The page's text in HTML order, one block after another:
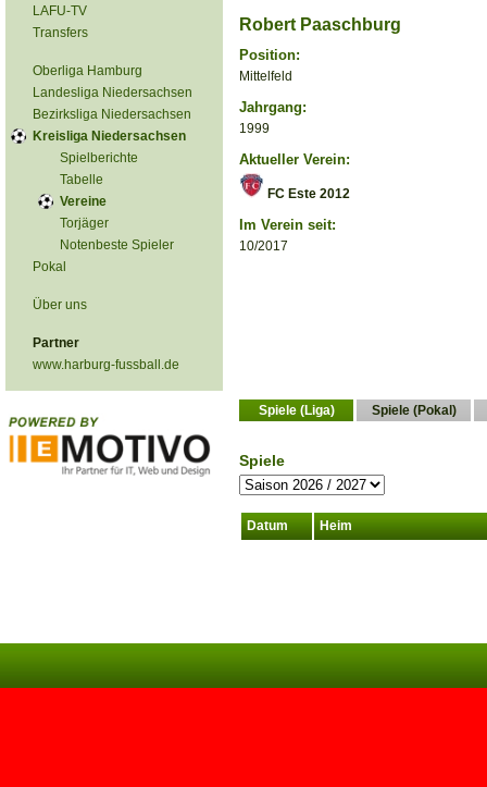
LAFU-TV
Transfers
Oberliga Hamburg
Landesliga Niedersachsen
Bezirksliga Niedersachsen
Kreisliga Niedersachsen
Spielberichte
Tabelle
Vereine
Torjäger
Notenbeste Spieler
Pokal
Über uns
Partner
www.harburg-fussball.de
Robert Paaschburg
Position:
Mittelfeld
Jahrgang:
1999
Aktueller Verein:
FC Este 2012
Im Verein seit:
10/2017
Spiele (Liga) Spiele (Pokal)
Spiele
Datum Heim